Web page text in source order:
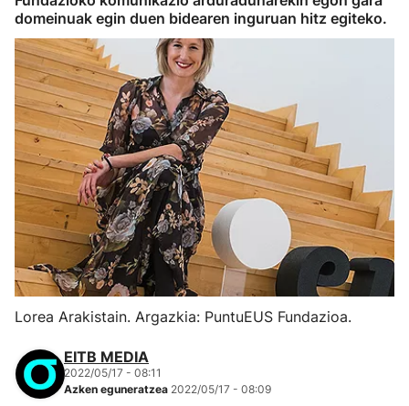
domeinuak egin duen bidearen inguruan hitz egiteko.
Lorea Arakistain. Argazkia: PuntuEUS Fundazioa.
EITB MEDIA
2022/05/17 - 08:11
Azken eguneratzea 2022/05/17 - 08:09